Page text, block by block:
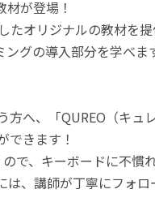
が登場！
オリジナルの教材を提
グの導入部分を学べま
方へ、「QUREO（キュ
できます！
で、キーボードに不慣
、講師が丁寧にフォ